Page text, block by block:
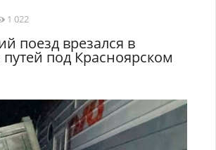
1 022
поезд врезался в
под Красноярском